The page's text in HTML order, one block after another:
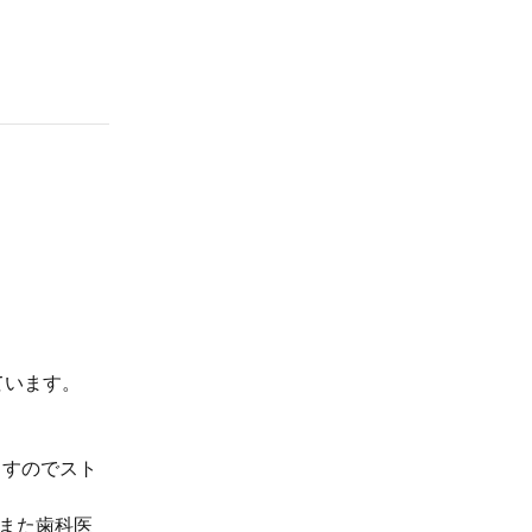
ます。
のでスト
た歯科医